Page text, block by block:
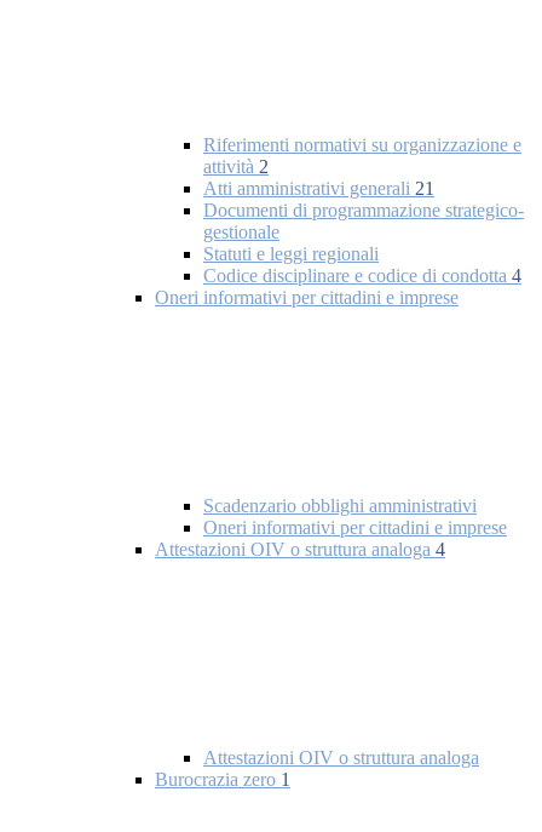
Riferimenti normativi su organizzazione e
attività 2
Atti amministrativi generali 21
Documenti di programmazione strategico-
gestionale
Statuti e leggi regionali
Codice disciplinare e codice di condotta 4
Oneri informativi per cittadini e imprese
Scadenzario obblighi amministrativi
Oneri informativi per cittadini e imprese
Attestazioni OIV o struttura analoga 4
Attestazioni OIV o struttura analoga
Burocrazia zero 1